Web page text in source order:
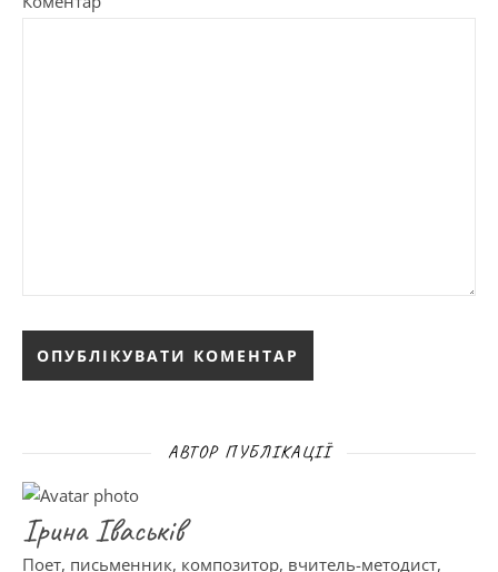
АВТОР ПУБЛІКАЦІЇ
Ірина Іваськів
Поет, письменник, композитор, вчитель-методист,